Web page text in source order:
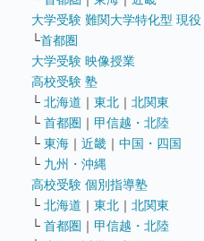
大学受験 難関大学特化型 現役
└首都圏
大学受験 映像授業
高校受験 塾
└ 北海道 ｜ 東北 ｜ 北関東
└ 首都圏 ｜ 甲信越・北陸
└ 東海 ｜ 近畿 ｜ 中国・四国
└ 九州・沖縄
高校受験 個別指導塾
└ 北海道 ｜ 東北 ｜ 北関東
└ 首都圏 ｜ 甲信越・北陸